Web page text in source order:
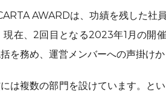
AWARDは、功績を残した社
在、2回目となる2023年1月の開
務め、運営メンバーへの声掛けか
は複数の部門を設けています。と